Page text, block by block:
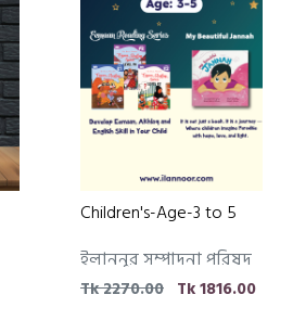
Children's-Age-3 to 5
ইলাননূর সম্পাদনা পরিষদ
Tk 2270.00 Tk 1816.00